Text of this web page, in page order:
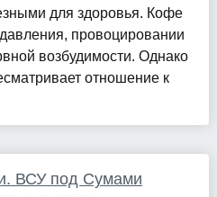
для здоровья. Кофе
провоцировании
возбудимости. Однако
отношение к
ВСУ под Сумами